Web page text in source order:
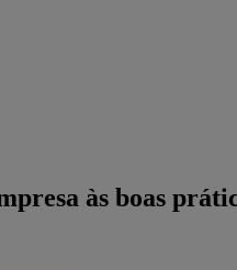
às boas